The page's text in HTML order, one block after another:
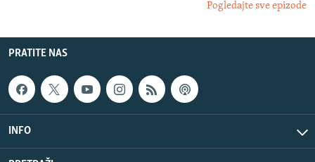
Pogledajte sve epizode
PRATITE NAS
INFO